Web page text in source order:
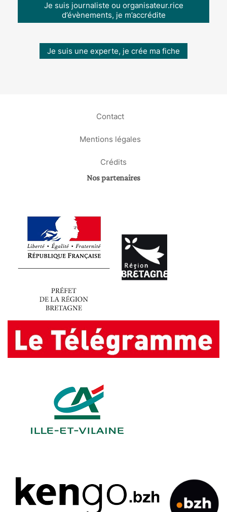
Je suis journaliste ou organisateur.rice
d’évènements, je m’accrédite
Je suis une experte, je crée ma fiche
Contact
Mentions légales
Crédits
Nos partenaires